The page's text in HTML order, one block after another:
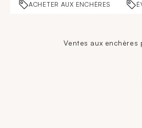
ACHETER AUX ENCHÈRES
Ventes aux enchères